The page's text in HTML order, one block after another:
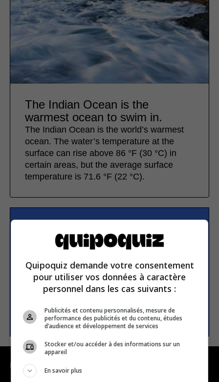
The Indian Ocean is the
warmest ocean to swim in.
The Indian Ocean is the world’s warmest
ocean. The water’s temperature at the
surface can rise above 86 °F (30 °C) in
certain areas, but the average surface
temperature is 71.6 °F (22 °C).
newsletter
Email address
SUBSCRIBE
NAVIGATION
Quipoquiz demande votre consentement
pour utiliser vos données à caractère
personnel dans les cas suivants :
Publicités et contenu personnalisés, mesure de
performance des publicités et du contenu, études
d’audience et développement de services
Stocker et/ou accéder à des informations sur un
appareil
En savoir plus